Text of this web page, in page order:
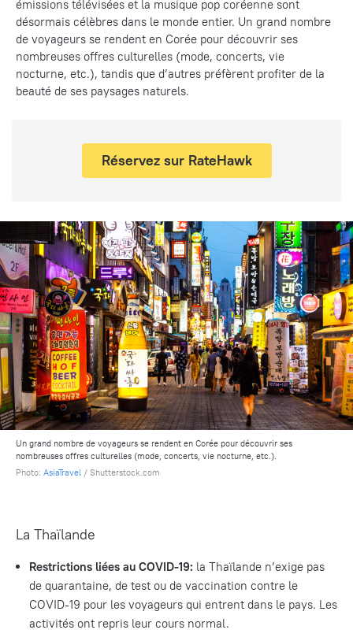
émissions télévisées et la musique pop coréenne sont
désormais célèbres dans le monde entier. Un grand nombre
de voyageurs se rendent en Corée pour découvrir ses
nombreuses offres culturelles (mode, concerts, vie
nocturne, etc.), tandis que d’autres préfèrent profiter de la
beauté de ses paysages naturels.
Réservez sur RateHawk
Un grand nombre de voyageurs se rendent en Corée pour découvrir ses
nombreuses offres culturelles (mode, concerts, vie nocturne, etc.).
Photo: AsiaTravel / Shutterstock.com
La Thaïlande
Restrictions liées au COVID-19: la Thaïlande n’exige pas
de quarantaine, de test ou de vaccination contre le
COVID-19 pour les voyageurs qui entrent dans le pays. Les
activités ont repris leur cours normal.